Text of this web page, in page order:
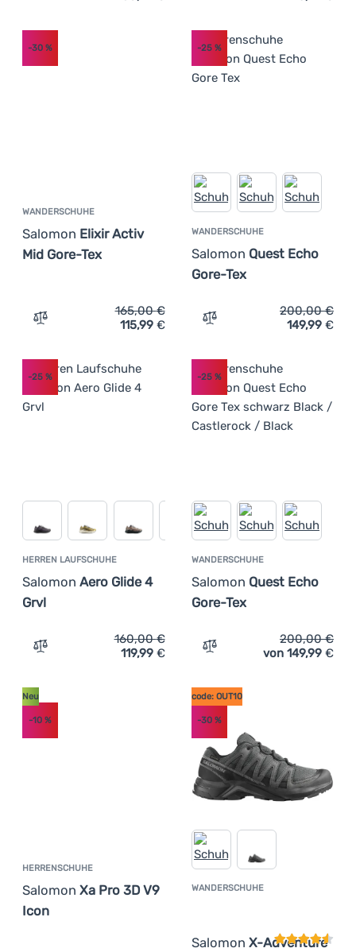
WANDERSCHUHE
Salomon Elixir Activ
Mid Gore-Tex
-30 %
Zum Vergleich 'Wanderschuhe Salomon Elixir Activ Mid
165,00€
115,99 €
WANDERSCHUHE
Salomon Quest Echo
Gore-Tex
-25%
Zum Vergleich
200,00€
149,99 €
HERREN LAUFSCHUHE
Salomon Aero Glide 4
Grvl
-25 %
Zum Vergleich 'Herren Laufschuhe Salomon Aero Glide
160,00€
119,99 €
WANDERSCHUHE
Salomon Quest Echo
Gore-Tex
-25%
Zum Vergleich
200,00€
von 149,99 €
HERRENSCHUHE
Salomon Xa Pro 3D V9
Icon
Neu
-10 %
WANDERSCHUHE
Salomon X-Adventure
code: OUT10
-30%